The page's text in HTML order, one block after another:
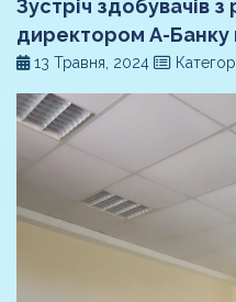
Зустріч здобувачів з
директором А-Банку
13 Травня, 2024